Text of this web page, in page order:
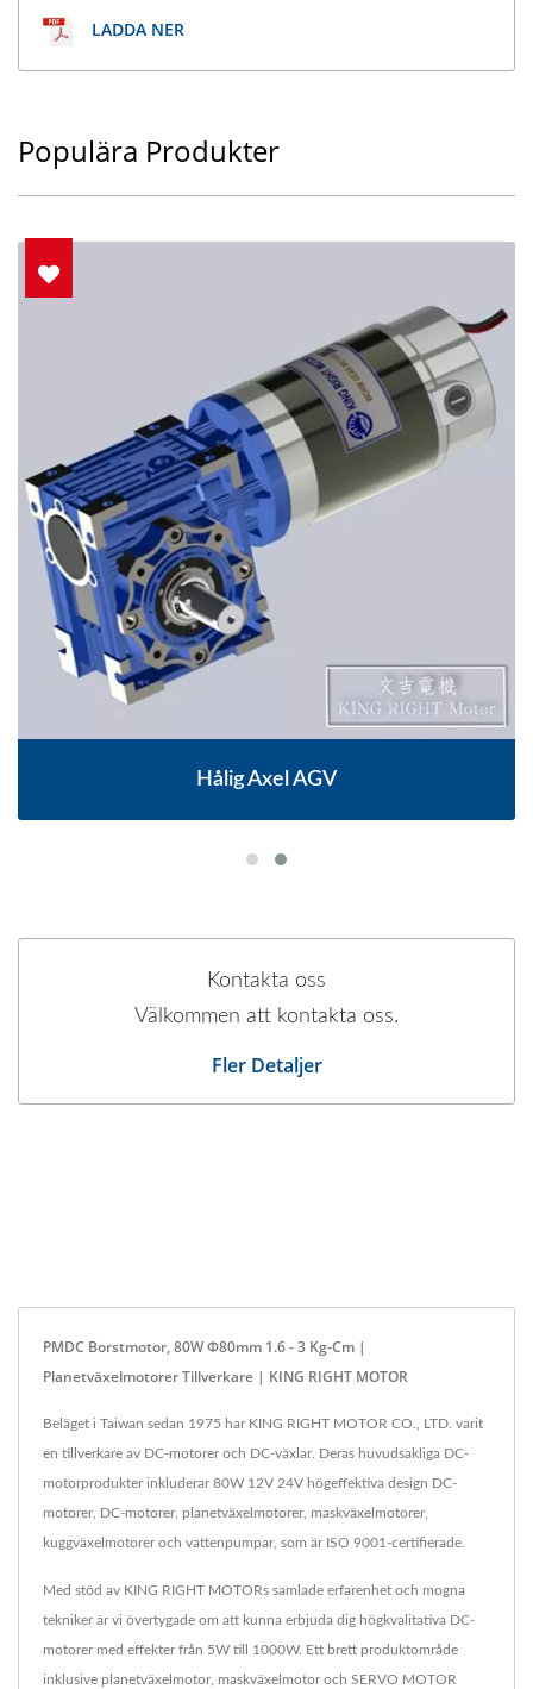
LADDA NER
Populära Produkter
Hålig Axel AGV
Kontakta oss
Välkommen att kontakta oss.
Fler Detaljer
PMDC Borstmotor, 80W Φ80mm 1.6 - 3 Kg-Cm |
Planetväxelmotorer Tillverkare | KING RIGHT MOTOR
Beläget i Taiwan sedan 1975 har KING RIGHT MOTOR CO., LTD. varit
en tillverkare av DC-motorer och DC-växlar. Deras huvudsakliga DC-
motorprodukter inkluderar 80W 12V 24V högeffektiva design DC-
motorer, DC-motorer, planetväxelmotorer, maskväxelmotorer,
kuggväxelmotorer och vattenpumpar, som är ISO 9001-certifierade.
Med stöd av KING RIGHT MOTORs samlade erfarenhet och mogna
tekniker är vi övertygade om att kunna erbjuda dig högkvalitativa DC-
motorer med effekter från 5W till 1000W. Ett brett produktområde
inklusive planetväxelmotor, maskväxelmotor och SERVO MOTOR